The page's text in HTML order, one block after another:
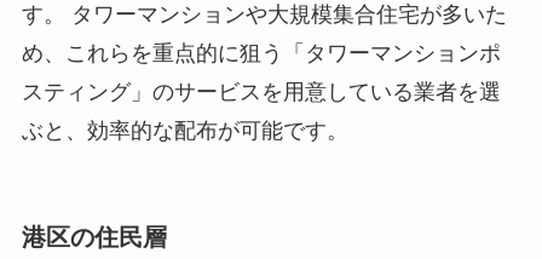
す。 タワーマンションや大規模集合住宅が多いた
め、これらを重点的に狙う「タワーマンションポ
スティング」のサービスを用意している業者を選
ぶと、効率的な配布が可能です。
港区の住民層